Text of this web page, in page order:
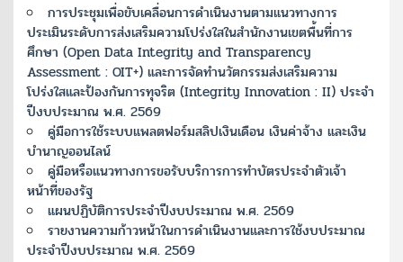
การประชุมเพื่อขับเคลื่อนการดำเนินงานตามแนวทางการ
ประเมินระดับการส่งเสริมความโปร่งใสในสำนักงานเขตพื้นที่การ
ศึกษา (Open Data Integrity and Transparency
Assessment : OIT+) และการจัดทำนวัตกรรมส่งเสริมความ
โปร่งใสและป้องกันการทุจริต (Integrity Innovation : II) ประจำ
ปีงบประมาณ พ.ศ. 2569
คู่มือการใช้ระบบแพลตฟอร์มสลิปเงินเดือน เงินค่าจ้าง และเงิน
บำนาญออนไลน์
คู่มือหรือแนวทางการขอรับบริการการทำบัตรประจำตัวเจ้า
หน้าที่ของรัฐ
แผนปฏิบัติการประจำปีงบประมาณ พ.ศ. 2569
รายงานความก้าวหน้าในการดำเนินงานและการใช้งบประมาณ
ประจำปีงบประมาณ พ.ศ. 2569